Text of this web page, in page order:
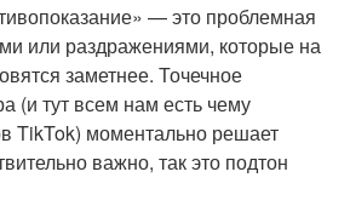
— это проблемная
или раздражениями, которые на
заметнее. Точечное
(и тут всем нам есть чему
TikTok) моментально решает
важно, так это подтон